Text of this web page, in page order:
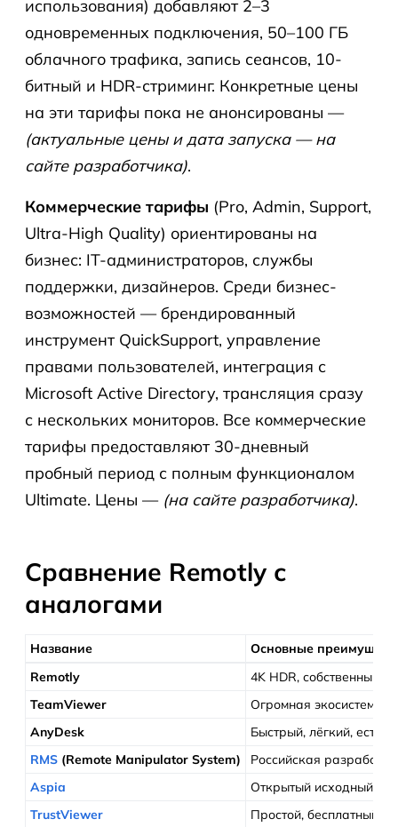
использования) добавляют 2–3
одновременных подключения, 50–100 ГБ
облачного трафика, запись сеансов, 10-
битный и HDR-стриминг. Конкретные цены
на эти тарифы пока не анонсированы —
(актуальные цены и дата запуска — на
сайте разработчика).
Коммерческие тарифы (Pro, Admin, Support,
Ultra-High Quality) ориентированы на
бизнес: IT-администраторов, службы
поддержки, дизайнеров. Среди бизнес-
возможностей — брендированный
инструмент QuickSupport, управление
правами пользователей, интеграция с
Microsoft Active Directory, трансляция сразу
с нескольких мониторов. Все коммерческие
тарифы предоставляют 30-дневный
пробный период с полным функционалом
Ultimate. Цены — (на сайте разработчика).
Сравнение Remotly с
аналогами
Название
Основные
Remotly
4K HDR, собственный
TeamViewer
Огромная экосистема,
AnyDesk
Быстрый, лёгкий, есть
RMS (Remote Manipulator System)
Российская
Aspia
Открытый исходный
TrustViewer
Простой, бесплатный,